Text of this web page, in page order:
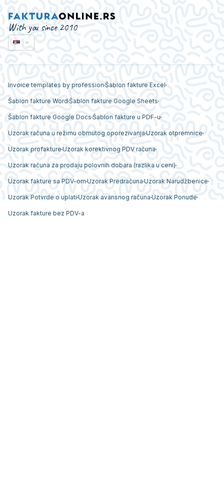
With you since 2010
Invoice templates by profession Šablon fakture Excel
Šablon fakture Word Šablon fakture Google Sheets
Šablon fakture Google Docs Šablon fakture u PDF-u
Uzorak računa u režimu obrnutog oporezivanja Uzorak otpremnice
Uzorak profakture Uzorak korektivnog PDV računa
Uzorak računa za prodaju polovnih dobara (razlika u ceni)
Uzorak fakture sa PDV-om Uzorak Predračuna Uzorak Narudžbenice
Uzorak Potvrde o uplati Uzorak avansnog računa Uzorak Ponude
Uzorak fakture bez PDV-a